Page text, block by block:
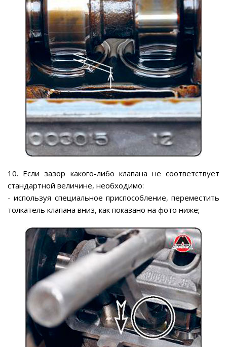
10. Если зазор какого-либо клапана не соответствует
стандартной величине, необходимо:
- используя специальное приспособление, переместить
толкатель клапана вниз, как показано на фото ниже;